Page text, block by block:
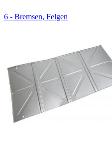
6 - Bremsen, Felgen